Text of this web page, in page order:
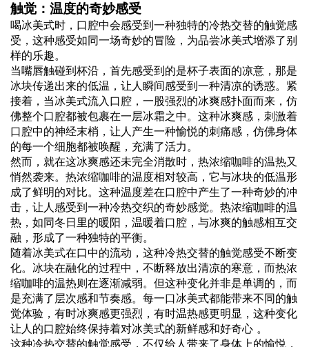
触觉：温度的奇妙感受
喝冰美式时，口腔中会感受到一种独特的冷热交替的触觉感
受，这种感受如同一场奇妙的冒险，为品尝冰美式增添了别
样的乐趣。
当嘴唇触碰到杯沿，首先感受到的是杯子表面的凉意，那是
冰块传递出来的低温，让人瞬间感受到一种清凉的诱惑。紧
接着，当冰美式流入口腔，一股强烈的冰爽感扑面而来，仿
佛整个口腔都被包裹在一层冰霜之中。这种冰爽感，刺激着
口腔中的神经末梢，让人产生一种愉悦的刺痛感，仿佛身体
的每一个细胞都被唤醒，充满了活力。
然而，就在这冰爽感还未完全消散时，热浓缩咖啡的温热又
悄然袭来。热浓缩咖啡的温度相对较高，它与冰块的低温形
成了鲜明的对比。这种温度差在口腔中产生了一种奇妙的冲
击，让人感受到一种冷热交织的奇妙感觉。热浓缩咖啡的温
热，如同冬日里的暖阳，温暖着口腔，与冰爽的触感相互交
融，形成了一种独特的平衡。
随着冰美式在口中的流动，这种冷热交替的触觉感受不断变
化。冰块在融化的过程中，不断释放出清凉的寒意，而热浓
缩咖啡的温热则在逐渐减弱。但这种变化并非是单调的，而
是充满了层次感和节奏感。每一口冰美式都能带来不同的触
觉体验，有时冰爽感更强烈，有时温热感更明显，这种变化
让人的口腔始终保持着对冰美式的新鲜感和好奇心 。
这种冷热交替的触觉感受，不仅给人带来了身体上的愉悦，